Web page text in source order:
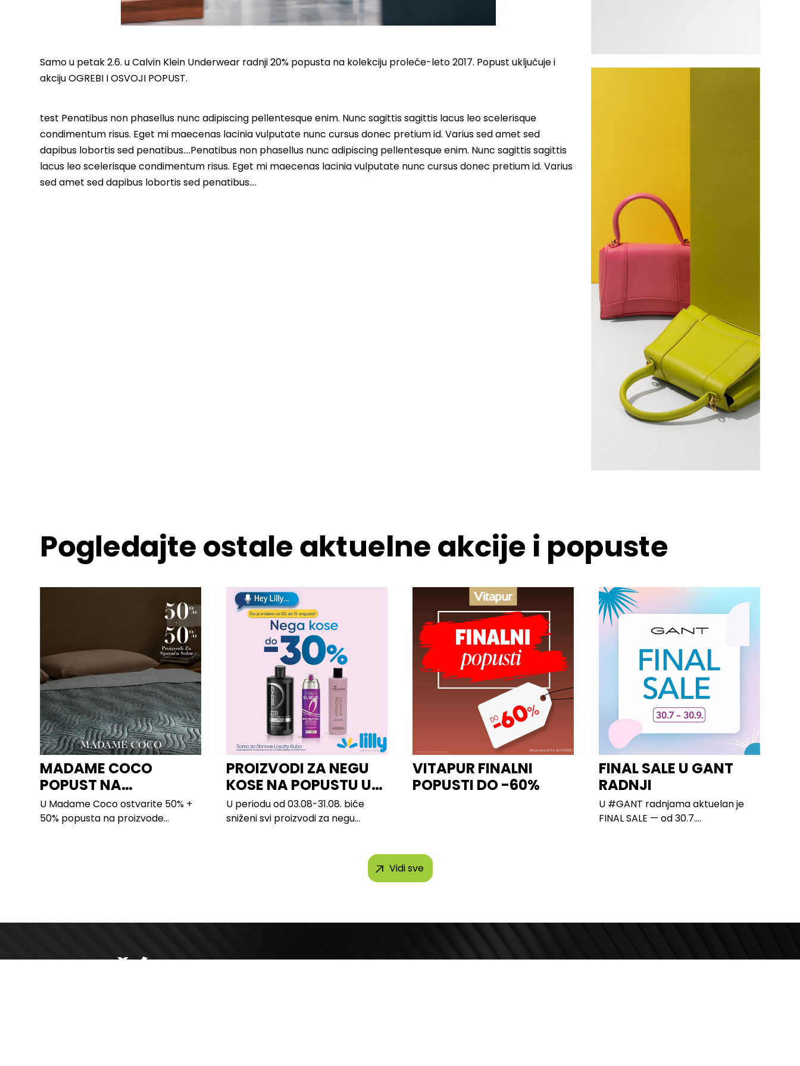
Samo u petak 2.6. u Calvin Klein Underwear radnji 20% popusta na kolekciju proleće-leto 2017. Popust uključuje i
akciju OGREBI I OSVOJI POPUST.
test Penatibus non phasellus nunc adipiscing pellentesque enim. Nunc sagittis sagittis lacus leo scelerisque
condimentum risus. Eget mi maecenas lacinia vulputate nunc cursus donec pretium id. Varius sed amet sed
dapibus lobortis sed penatibus….Penatibus non phasellus nunc adipiscing pellentesque enim. Nunc sagittis sagittis
lacus leo scelerisque condimentum risus. Eget mi maecenas lacinia vulputate nunc cursus donec pretium id. Varius
sed amet sed dapibus lobortis sed penatibus….
Pogledajte ostale aktuelne akcije i popuste
MADAME COCO
POPUST NA
PROIZVODE ZA
SPAVAĆU SOBU
U Madame Coco ostvarite 50% +
50% popusta na proizvode...
PROIZVODI ZA NEGU
KOSE NA POPUSTU U
LILLY
U periodu od 03.08-31.08. biće
sniženi svi proizvodi za negu
VITAPUR FINALNI
POPUSTI DO -60%
FINAL SALE U GANT
RADNJI
U #GANT radnjama aktuelan je
FINAL SALE — od 30.7....
Vidi sve